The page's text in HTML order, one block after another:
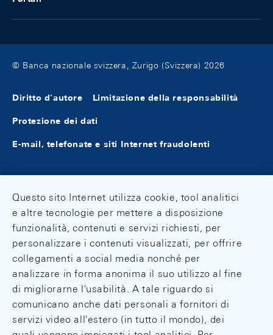
© Banca nazionale svizzera, Zurigo (Svizzera) 2026
Diritto d'autore Limitazione della responsabilità
Protezione dei dati
E-mail, telefonate e siti Internet fraudolenti
Questo sito Internet utilizza cookie, tool analitici
e altre tecnologie per mettere a disposizione
funzionalità, contenuti e servizi richiesti, per
personalizzare i contenuti visualizzati, per offrire
collegamenti a social media nonché per
analizzare in forma anonima il suo utilizzo al fine
di migliorarne l'usabilità. A tale riguardo si
comunicano anche dati personali a fornitori di
servizi video all'estero (in tutto il mondo), dei